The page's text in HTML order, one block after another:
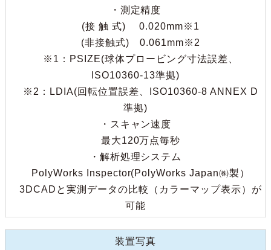
・測定精度
(接 触 式) 0.020mm※1
(非接触式) 0.061mm※2
※1：PSIZE(球体プロービング寸法誤差、
ISO10360-13準拠)
※2：LDIA(回転位置誤差、ISO10360-8 ANNEX D
準拠)
・スキャン速度
最大120万点毎秒
・解析処理システム
PolyWorks Inspector(PolyWorks Japan㈱製）
3DCADと実測データの比較（カラーマップ表示）が
可能
装置写真